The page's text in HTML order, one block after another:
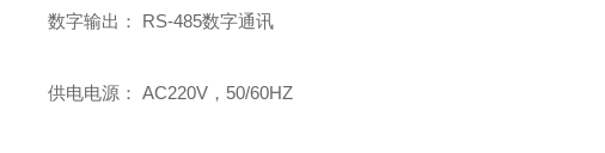
数字输出： RS-485数字通讯
供电电源： AC220V，50/60HZ